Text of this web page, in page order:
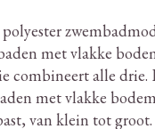
met vlakke
combineert alle drie.
met vlakke
van klein tot groot.